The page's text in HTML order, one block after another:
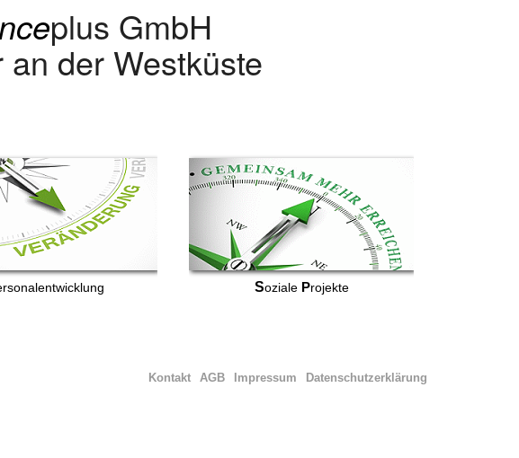
plus GmbH
der Westküste
Soziale Projekte
Datenschutzerklärung
Impressum
AGB
Kontakt